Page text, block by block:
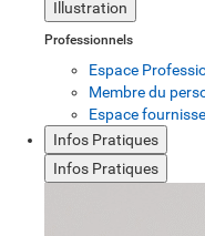
Illustration
Professionnels
Espace
Membre du
Espace
Infos Pratiques
Infos Pratiques